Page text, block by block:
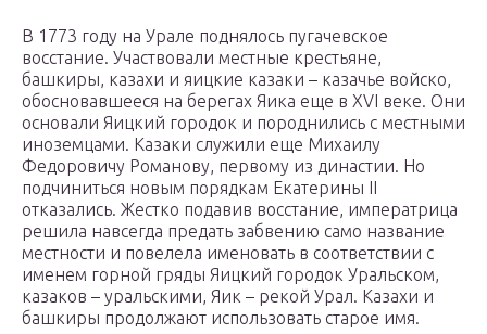
В 1773 году на Урале поднялось пугачевское
восстание. Участвовали местные крестьяне,
башкиры, казахи и яицкие казаки – казачье войско,
обосновавшееся на берегах Яика еще в XVI веке. Они
основали Яицкий городок и породнились с местными
иноземцами. Казаки служили еще Михаилу
Федоровичу Романову, первому из династии. Но
подчиниться новым порядкам Екатерины II
отказались. Жестко подавив восстание, императрица
решила навсегда предать забвению само название
местности и повелела именовать в соответствии с
именем горной гряды Яицкий городок Уральском,
казаков – уральскими, Яик – рекой Урал. Казахи и
башкиры продолжают использовать старое имя.